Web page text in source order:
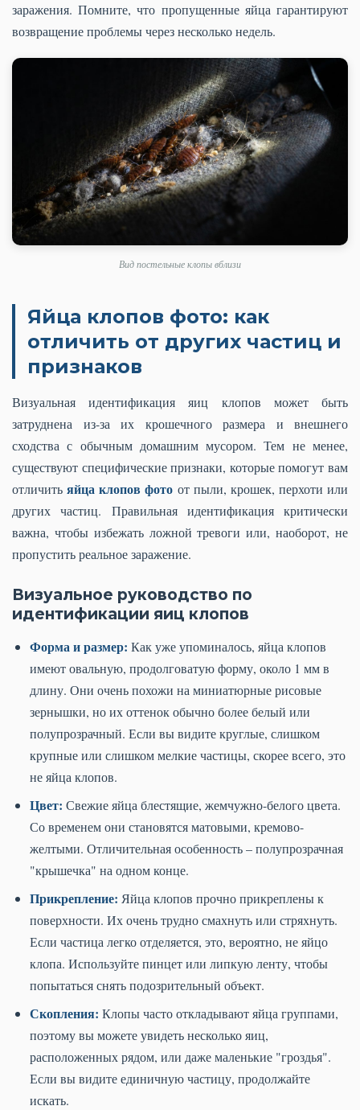
заражения. Помните, что пропущенные яйца гарантируют
возвращение проблемы через несколько недель.
Вид постельные клопы вблизи
Яйца клопов фото: как
отличить от других частиц и
признаков
Визуальная идентификация яиц клопов может быть
затруднена из-за их крошечного размера и внешнего
сходства с обычным домашним мусором. Тем не менее,
существуют специфические признаки, которые помогут вам
отличитьяйца клопов фото от пыли, крошек, перхоти или
других частиц. Правильная идентификация критически
важна, чтобы избежать ложной тревоги или, наоборот, не
пропустить реальное заражение.
Визуальное руководство по
идентификации яиц клопов
Форма и размер: Как уже упоминалось, яйца клопов
имеют овальную, продолговатую форму, около 1 мм в
длину. Они очень похожи на миниатюрные рисовые
зернышки, но их оттенок обычно более белый или
полупрозрачный. Если вы видите круглые, слишком
крупные или слишком мелкие частицы, скорее всего, это
не яйца клопов.
Цвет: Свежие яйца блестящие, жемчужно-белого цвета.
Со временем они становятся матовыми, кремово-
желтыми. Отличительная особенность – полупрозрачная
"крышечка" на одном конце.
Прикрепление: Яйца клопов прочно прикреплены к
поверхности. Их очень трудно смахнуть или стряхнуть.
Если частица легко отделяется, это, вероятно, не яйцо
клопа. Используйте пинцет или липкую ленту, чтобы
попытаться снять подозрительный объект.
Скопления: Клопы часто откладывают яйца группами,
поэтому вы можете увидеть несколько яиц,
расположенных рядом, или даже маленькие "гроздья".
Если вы видите единичную частицу, продолжайте
искать.